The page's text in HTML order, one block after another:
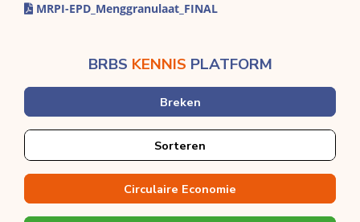
MRPI-EPD_Menggranulaat_FINAL
BRBS KENNIS PLATFORM
Breken
Sorteren
Circulaire Economie